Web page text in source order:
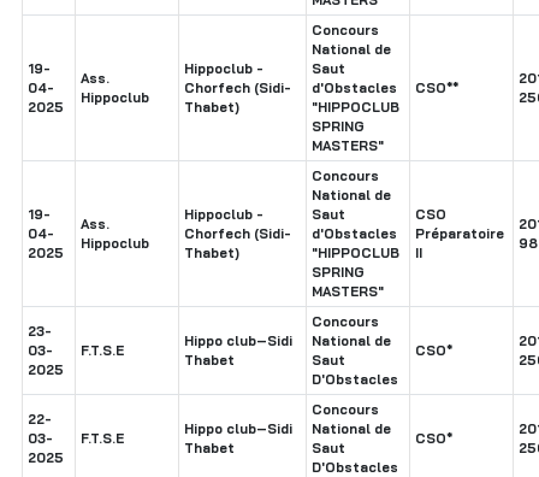
19-
04-
2025
Ass.
Hippoclub
Hippoclub -
Chorfech (Sidi-
Thabet)
Concours
National de
Saut
d'Obstacles
"HIPPOCLUB
SPRING
MASTERS"
CSO**
19-
04-
2025
Ass.
Hippoclub
Hippoclub -
Chorfech (Sidi-
Thabet)
Concours
National de
Saut
d'Obstacles
"HIPPOCLUB
SPRING
MASTERS"
CSO
Préparatoire
II
23-
03-
2025
F.T.S.E
Hippo club–Sidi
Thabet
Concours
National de
Saut
D'Obstacles
CSO*
22-
03-
2025
F.T.S.E
Hippo club–Sidi
Thabet
Concours
National de
Saut
D'Obstacles
CSO*